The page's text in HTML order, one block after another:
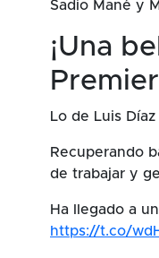
Sadio Mané y
¡Una
Lo de Luis
Recuperando
de trabajar y
Ha llegado a
https://t.co/